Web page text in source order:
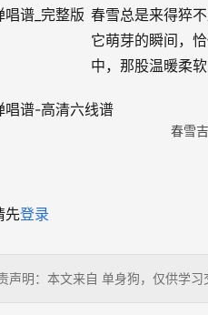
春雪总是来得猝
它萌芽的瞬间，
中，那股温暖柔
春雪
先登录
明：本文来自 单身狗，仅供学习